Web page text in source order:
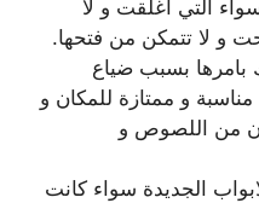
سواء التي اغلقت و لا
و لا تتمكن من فتحها.
بامرها بسبب ضياع
مناسبة و ممتازة للمكان و
من اللصوص و
الجديدة سواء كانت